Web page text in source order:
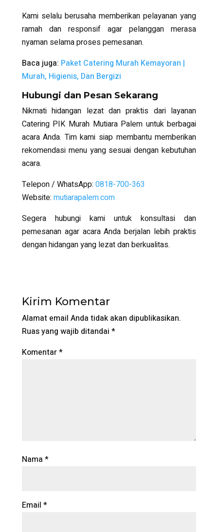
Kami selalu berusaha memberikan pelayanan yang
ramah dan responsif agar pelanggan merasa
nyaman selama proses pemesanan.
Baca juga: Paket Catering Murah Kemayoran |
Murah, Higienis, Dan Bergizi
Hubungi dan Pesan Sekarang
Nikmati hidangan lezat dan praktis dari layanan
Catering PIK MurahMutiara Palem untuk berbagai
acara Anda. Tim kami siap membantu memberikan
rekomendasi menu yang sesuai dengan kebutuhan
acara.
Telepon / WhatsApp: 0818-700-363
Website: mutiarapalem.com
Segera hubungi kami untuk konsultasi dan
pemesanan agar acara Anda berjalan lebih praktis
dengan hidangan yang lezat dan berkualitas.
Kirim Komentar
Alamat email Anda tidak akan dipublikasikan.
Ruas yang wajib ditandai *
Komentar*
Nama *
Email *